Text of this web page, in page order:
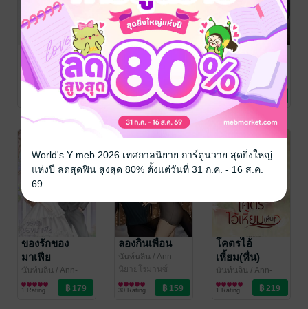
จงอางหวงรัก
นันท์นลิน
/ Ann-
Marie
นิยายโรมานซ์
พี่ชายลีลาดีกับ
ชะนีร่านเซ็กส์
นันท์นลิน/ Ann-
Marie
นิยายโรมานซ์
1 Rating
BAD BOY |
หล่อเลว
นันท์นลิน
/ Ann-
Marie
นิยายโรมานซ์
1 Rating
ของรักของ
มาเฟีย
นันท์นลิน / Ann-
Marie
นิยายโรมานซ์
1 Rating
ลองกินเพื่อน
นันท์นลิน / Ann-
Marie
นิยายโรมานซ์
30 Rating
โคตรไอ้
เหี้ยม(หื่น)
นันท์นลิน / Ann-
Marie
นิยายโรมานซ์
1 Rating
World's Y meb 2026 เทศกาลนิยาย การ์ตูนวาย สุดยิ่งใหญ่
แห่งปี ลดสุดฟิน สูงสุด 80% ตั้งแต่วันที่ 31 ก.ค. - 16 ส.ค.
69